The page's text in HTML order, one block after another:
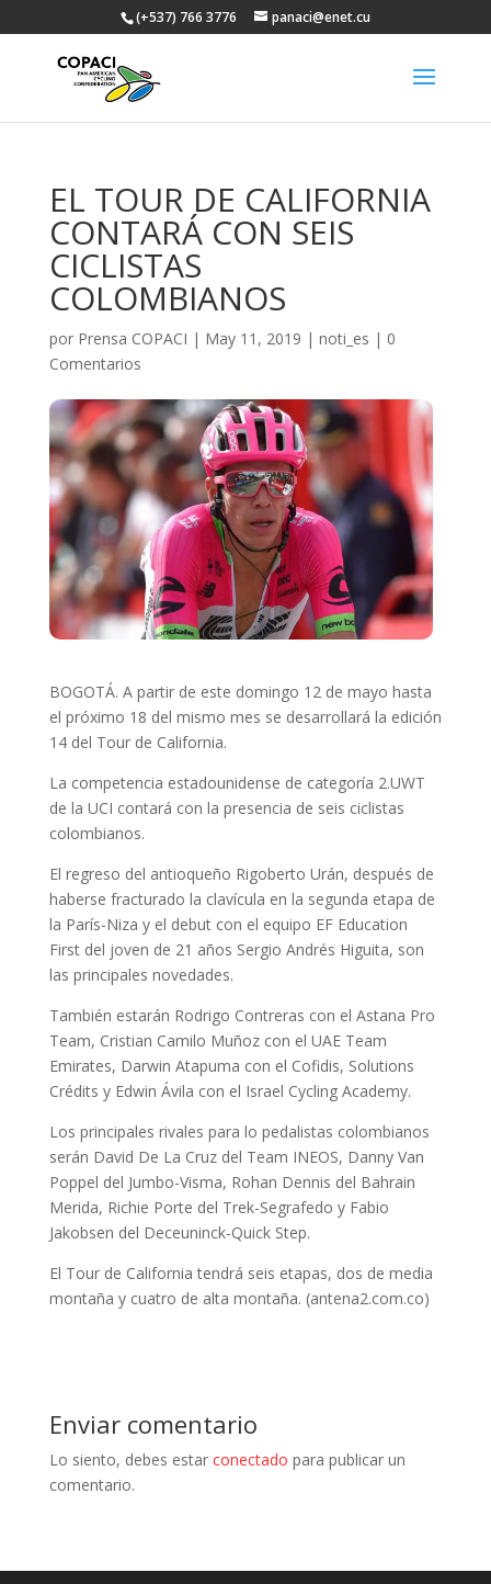
(+537) 766 3776 panaci@enet.cu
EL TOUR DE CALIFORNIA
CONTARÁ CON SEIS
CICLISTAS
COLOMBIANOS
por Prensa COPACI | May 11, 2019 | noti_es | 0
Comentarios
BOGOTÁ. A partir de este domingo 12 de mayo hasta
el próximo 18 del mismo mes se desarrollará la edición
14 del Tour de California.
La competencia estadounidense de categoría 2.UWT
de la UCI contará con la presencia de seis ciclistas
colombianos.
El regreso del antioqueño Rigoberto Urán, después de
haberse fracturado la clavícula en la segunda etapa de
la París-Niza y el debut con el equipo EF Education
First del joven de 21 años Sergio Andrés Higuita, son
las principales novedades.
También estarán Rodrigo Contreras con el Astana Pro
Team, Cristian Camilo Muñoz con el UAE Team
Emirates, Darwin Atapuma con el Cofidis, Solutions
Crédits y Edwin Ávila con el Israel Cycling Academy.
Los principales rivales para lo pedalistas colombianos
serán David De La Cruz del Team INEOS, Danny Van
Poppel del Jumbo-Visma, Rohan Dennis del Bahrain
Merida, Richie Porte del Trek-Segrafedo y Fabio
Jakobsen del Deceuninck-Quick Step.
El Tour de California tendrá seis etapas, dos de media
montaña y cuatro de alta montaña. (antena2.com.co)
Enviar comentario
Lo siento, debes estar conectado para publicar un
comentario.